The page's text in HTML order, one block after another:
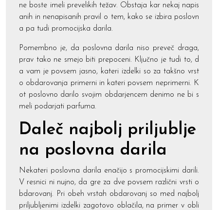
ne boste imeli prevelikih težav. Obstaja kar nekaj napis
anih in nenapisanih pravil o tem, kako se izbira poslovn
a pa tudi promocijska darila.
Pomembno je, da poslovna darila niso preveč draga,
prav tako ne smejo biti prepoceni. Ključno je tudi to, d
a vam je povsem jasno, kateri izdelki so za takšno vrst
o obdarovanja primerni in kateri povsem neprimerni. K
ot poslovno darilo svojim obdarjencem denimo ne bi s
meli podarjati parfuma.
Daleč najbolj priljublje
na poslovna darila
Nekateri poslovna darila enačijo s promocijskimi darili.
V resnici ni nujno, da gre za dve povsem različni vrsti o
bdarovanj. Pri obeh vrstah obdarovanj so med najbolj
priljubljenimi izdelki zagotovo oblačila, na primer v obli